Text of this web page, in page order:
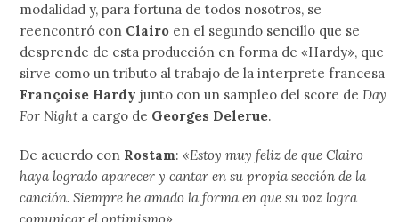
modalidad y, para fortuna de todos nosotros, se
reencontró con Clairo en el segundo sencillo que se
desprende de esta producción en forma de «Hardy», que
sirve como un tributo al trabajo de la interprete francesa
Françoise Hardyjunto con un sampleo del score deDay
For Night a cargo de Georges Delerue.
De acuerdo con Rostam:«Estoy muy feliz de que Clairo
haya logrado aparecer y cantar en su propia sección de la
canción. Siempre he amado la forma en que su voz logra